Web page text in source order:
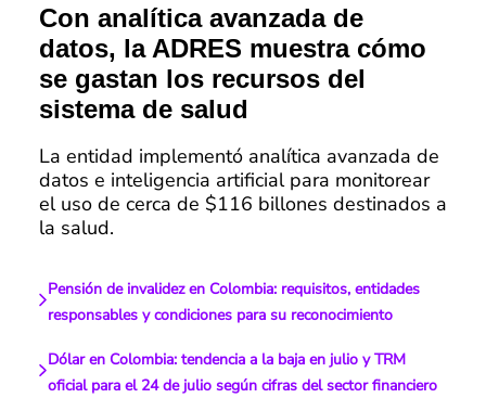
Con analítica avanzada de
datos, la ADRES muestra cómo
se gastan los recursos del
sistema de salud
La entidad implementó analítica avanzada de
datos e inteligencia artificial para monitorear
el uso de cerca de $116 billones destinados a
la salud.
Pensión de invalidez en Colombia: requisitos, entidades
responsables y condiciones para su reconocimiento
Dólar en Colombia: tendencia a la baja en julio y TRM
oficial para el 24 de julio según cifras del sector financiero